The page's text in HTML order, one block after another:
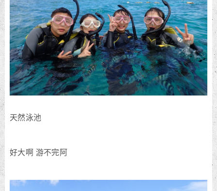
天然泳池
好大啊 游不完阿